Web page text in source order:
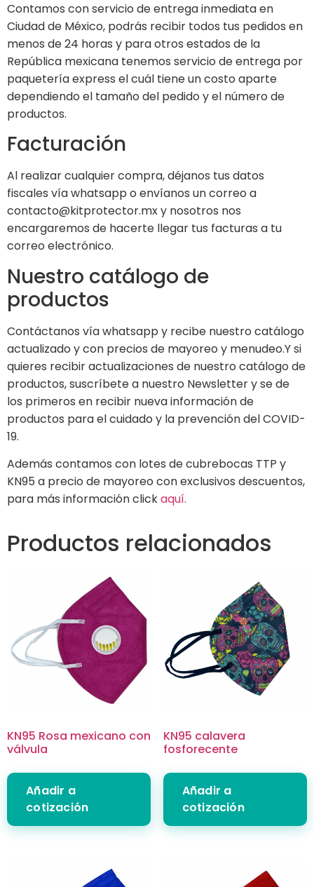
Contamos con servicio de entrega inmediata en
Ciudad de México, podrás recibir todos tus pedidos en
menos de 24 horas y para otros estados de la
República mexicana tenemos servicio de entrega por
paquetería express el cuál tiene un costo aparte
dependiendo el tamaño del pedido y el número de
productos.
Facturación
Al realizar cualquier compra, déjanos tus datos
fiscales vía whatsapp o envíanos un correo a
contacto@kitprotector.mx y nosotros nos
encargaremos de hacerte llegar tus facturas a tu
correo electrónico.
Nuestro catálogo de
productos
Contáctanos vía whatsapp y recibe nuestro catálogo
actualizado y con precios de mayoreo y menudeo.Y si
quieres recibir actualizaciones de nuestro catálogo de
productos, suscríbete a nuestro Newsletter y se de
los primeros en recibir nueva información de
productos para el cuidado y la prevención del COVID-
19.
Además contamos con lotes de cubrebocas TTP y
KN95 a precio de mayoreo con exclusivos descuentos,
para más información clickaquí.
Productos relacionados
KN95 Rosa mexicano con
válvula
Añadir a
cotización
KN95 calavera
fosforecente
Añadir a
cotización